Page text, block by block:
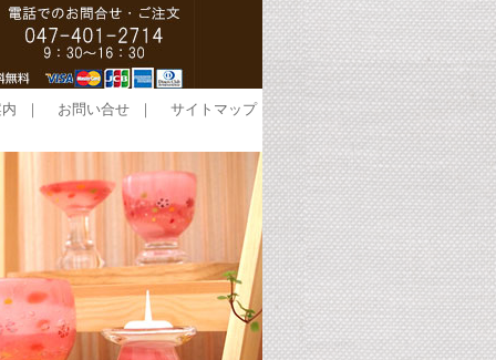
｜ お問い合せ ｜ サイトマップ